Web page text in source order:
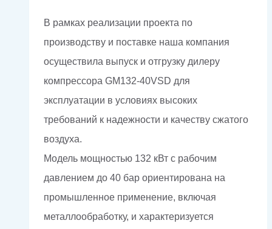
В рамках реализации проекта по
производству и поставке наша компания
осуществила выпуск и отгрузку дилеру
компрессора GM132-40VSD для
эксплуатации в условиях высоких
требований к надежности и качеству сжатого
воздуха.
Модель мощностью 132 кВт с рабочим
давлением до 40 бар ориентирована на
промышленное применение, включая
металлообработку, и характеризуется